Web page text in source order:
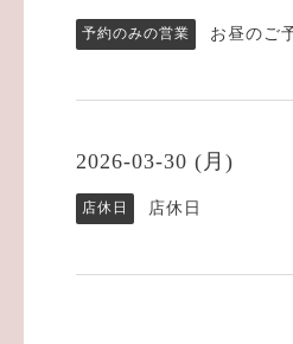
予約のみの営業 お昼のご
2026-03-30 (月)
店休日 店休日